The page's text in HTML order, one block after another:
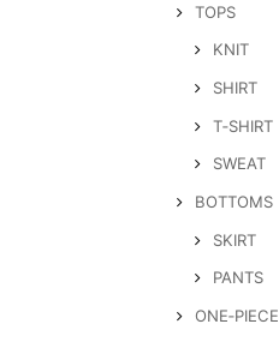
TOPS
KNIT
SHIRT
T‐SHIRT
SWEAT
BOTTOMS
SKIRT
PANTS
ONE‐PIECE